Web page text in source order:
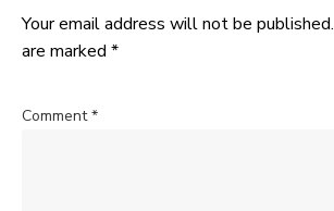
Your email address will not be published.
are marked *
Comment*